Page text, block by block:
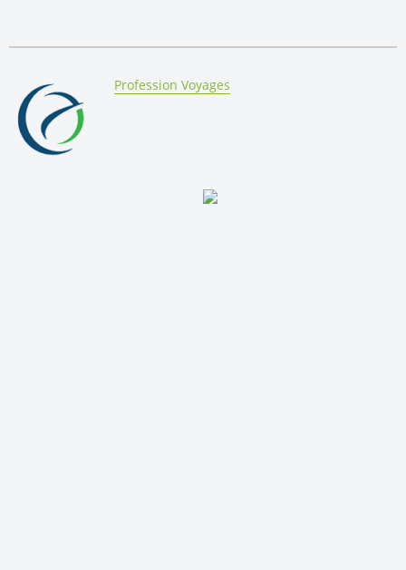
By:
Profession Voyages